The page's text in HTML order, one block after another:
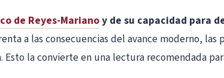
de Reyes-Marianoy de su capacidad para
a las consecuencias del avance moderno, las
la convierte en una lectura recomendada